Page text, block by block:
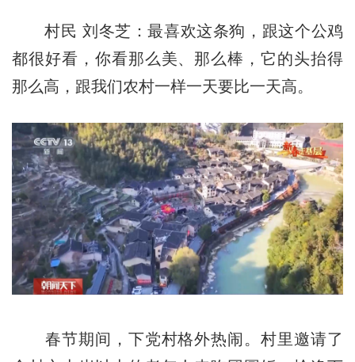
村民 刘冬芝：最喜欢这条狗，跟这个公鸡
都很好看，你看那么美、那么棒，它的头抬得
那么高，跟我们农村一样一天要比一天高。
春节期间，下党村格外热闹。村里邀请了